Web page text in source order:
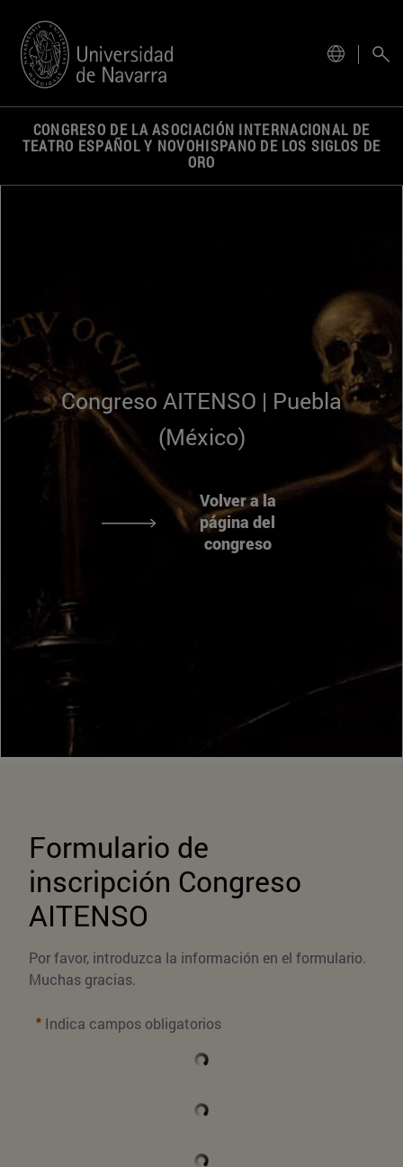
CONGRESO DE LA ASOCIACIÓN INTERNACIONAL DE
TEATRO ESPAÑOL Y NOVOHISPANO DE LOS SIGLOS DE
ORO
Congreso AITENSO | Puebla
(México)
Volver a la
página del
congreso
Formulario de
inscripción Congreso
AITENSO
Por favor, introduzca la información en el formulario.
Muchas gracias.
Indica campos obligatorios